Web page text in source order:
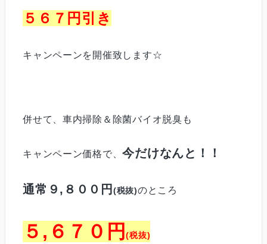
５６７円引き
キャンペーンを開催致します☆
併せて、車内掃除＆除菌バイオ脱臭も
キャンペーン価格で、今だけなんと！！
通常９,８００円 (税抜)のところ
５,６７０円(税抜)